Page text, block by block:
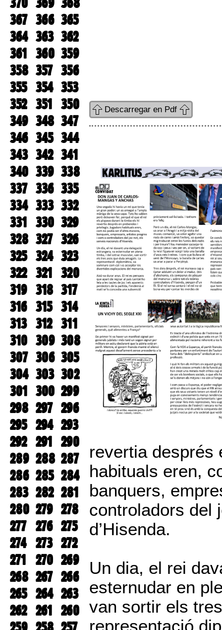
367 366 365
364 363 362
361 360 359
358 357 356
355 354 353
352 351 350
349 348 347
346 345 344
343 342 341
340 339 338
337 336 335
334 333 332
331 330 329
328 327 326
325 324 323
322 321 320
319 318 317
316 315 314
313 312 311
310 309 308
307 306 305
304 303 302
301 300 299
298 297 296
295 294 293
292 291 290
289 288 287
286 285 284
283 282 281
280 279 278
277 276 275
274 273 272
271 270 269
268 267 266
265 264 263
262 261 260
Descarregar en Pdf
revertia després
habituals eren,
banquers,
controladors del
d’Hisenda.
Un dia, el rei
esternudar en
van sortir els
representació